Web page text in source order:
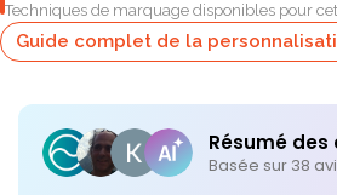
Techniques de marquage disponibles pour
Guide complet de la
Résumé
Basée sur 38